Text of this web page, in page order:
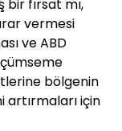
bir fırsat mı,
vermesi
ve ABD
bölgenin
için